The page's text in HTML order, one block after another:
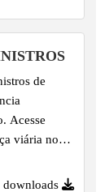
da
de
de
Acesse
viária no
Envolvidos
downloads